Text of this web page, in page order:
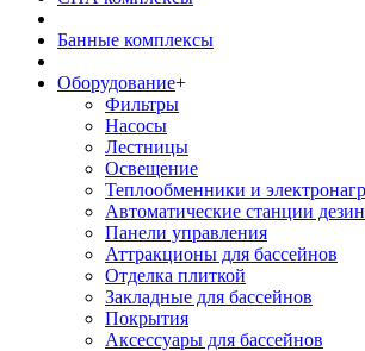
Банные комплексы
Оборудование+
Фильтры
Насосы
Лестницы
Освещение
Теплообменники и
Автоматические станции
Панели управления
Аттракционы для бассейнов
Отделка плиткой
Закладные для бассейнов
Покрытия
Аксессуары для бассейнов